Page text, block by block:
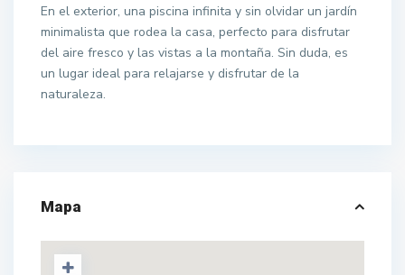
En el exterior, una piscina infinita y sin olvidar un jardín
minimalista que rodea la casa, perfecto para disfrutar
del aire fresco y las vistas a la montaña. Sin duda, es
un lugar ideal para relajarse y disfrutar de la
naturaleza.
Mapa